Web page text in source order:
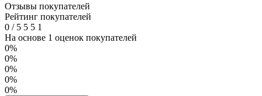
Отзывы покупателей
Рейтинг покупателей
0 /5 5 5 1
На основе 1 оценок покупателей
0%
0%
0%
0%
0%